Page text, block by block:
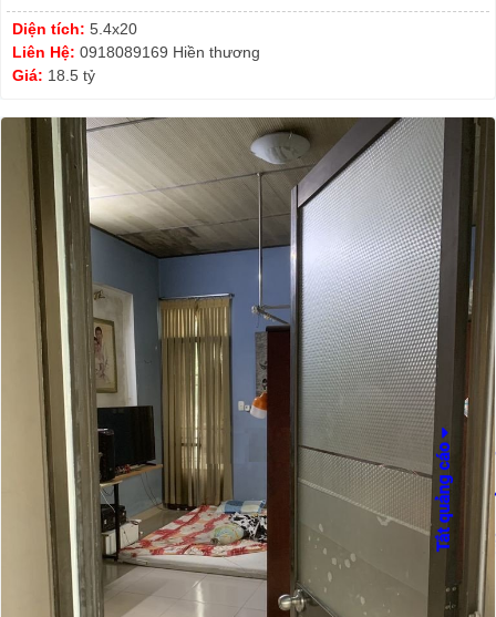
Diện tích: 5.4x20
Liên Hệ: 0918089169 Hiền thương
Giá: 18.5 tỷ